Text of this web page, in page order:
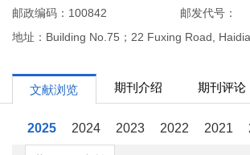
邮政编码：100842
邮发代号：
地址：Building No.75；22 Fuxing Road,
文献浏览 期刊介绍 期刊评论
2025 2024 2023 2022 2021